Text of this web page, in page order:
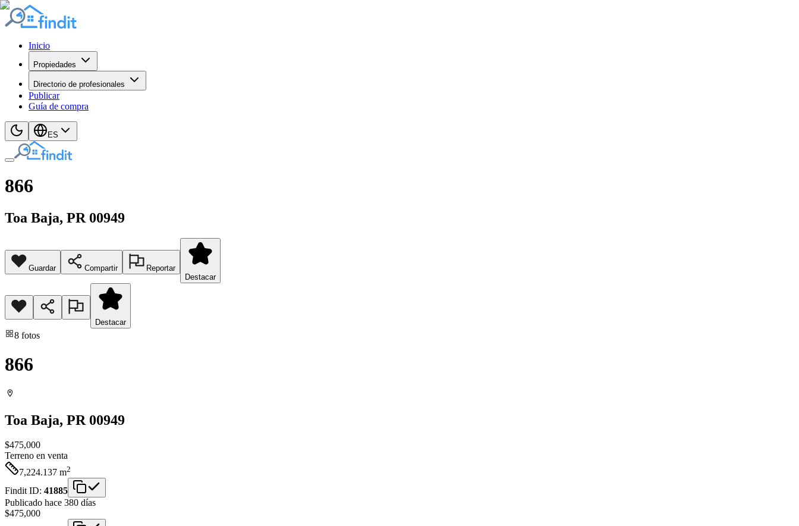
Inicio
Propiedades
Directorio de profesionales
Publicar
Guía de compra
ES
866
Toa Baja, PR 00949
Guardar Compartir
Reportar
Destacar
Destacar
8 fotos
866
Toa Baja, PR 00949
$475,000
Terreno en venta
7,224.137 m2
Findit ID: 41885
Publicado hace 380 días
$475,000